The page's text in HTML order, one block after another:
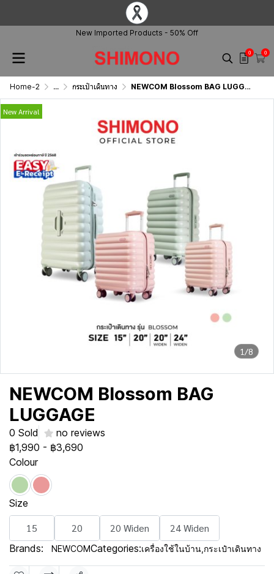
New Imported Products - 50% Off
0 0
Home-2 ... กระเป๋าเดินทาง NEWCOM Blossom BAG LUGGAGE
1/8
New Arrival
NEWCOM Blossom BAG
LUGGAGE
0 Sold
no reviews
฿1,990 - ฿3,690
Colour
Size
15 20 20 Widen 24 Widen
Brands: NEWCOMCategories:เครื่องใช้ในบ้าน กระเป๋าเดินทาง